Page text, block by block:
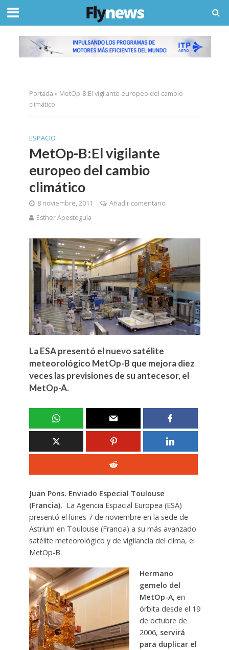
Portada » MetOp-B:El vigilante europeo del cambio
climático
ESPACIO
MetOp-B:El vigilante
europeo del cambio
climático
8 noviembre, 2011
Añadir comentario
Esther Apesteguía
La ESA presentó el nuevo satélite
meteorológico MetOp-B que mejora diez
veces las previsiones de su antecesor, el
MetOp-A.
Juan Pons. Enviado Especial Toulouse
(Francia). La Agencia Espacial Europea (ESA)
presentó el lunes 7 de noviembre en la sede de
Astrium en Toulouse (Francia) a su más avanzado
satélite meteorológico y de vigilancia del clima, el
MetOp-B.
Hermano
gemelo del
MetOp-A, en
órbita desde el 19
de octubre de
2006, servirá
para duplicar el